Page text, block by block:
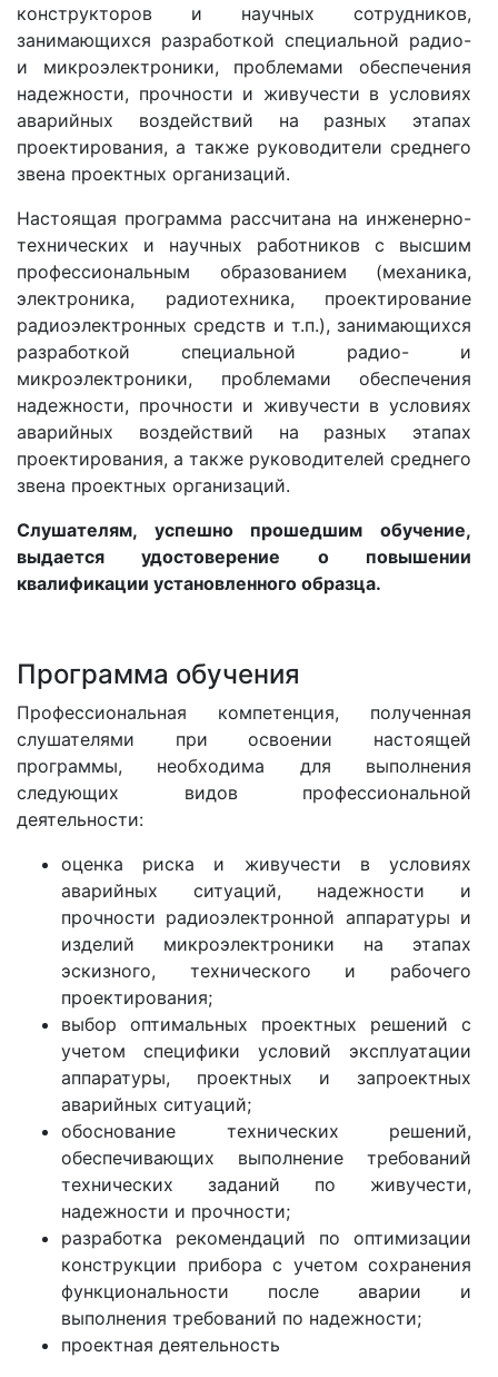
конструкторов и научных сотрудников,
занимающихся разработкой специальной радио-
и микроэлектроники, проблемами обеспечения
надежности, прочности и живучести в условиях
аварийных воздействий на разных этапах
проектирования, а также руководители среднего
звена проектных организаций.
Настоящая программа рассчитана на инженерно-
технических и научных работников с высшим
профессиональным образованием (механика,
электроника, радиотехника, проектирование
радиоэлектронных средств и т.п.), занимающихся
разработкой специальной радио- и
микроэлектроники, проблемами обеспечения
надежности, прочности и живучести в условиях
аварийных воздействий на разных этапах
проектирования, а также руководителей среднего
звена проектных организаций.
Слушателям, успешно прошедшим обучение,
выдается удостоверение о повышении
квалификации установленного образца.
Программа обучения
Профессиональная компетенция, полученная
слушателями при освоении настоящей
программы, необходима для выполнения
следующих видов профессиональной
деятельности:
оценка риска и живучести в условиях
аварийных ситуаций, надежности и
прочности радиоэлектронной аппаратуры и
изделий микроэлектроники на этапах
эскизного, технического и рабочего
проектирования;
выбор оптимальных проектных решений с
учетом специфики условий эксплуатации
аппаратуры, проектных и запроектных
аварийных ситуаций;
обоснование технических решений,
обеспечивающих выполнение требований
технических заданий по живучести,
надежности и прочности;
разработка рекомендаций по оптимизации
конструкции прибора с учетом сохранения
функциональности после аварии и
выполнения требований по надежности;
проектная деятельность